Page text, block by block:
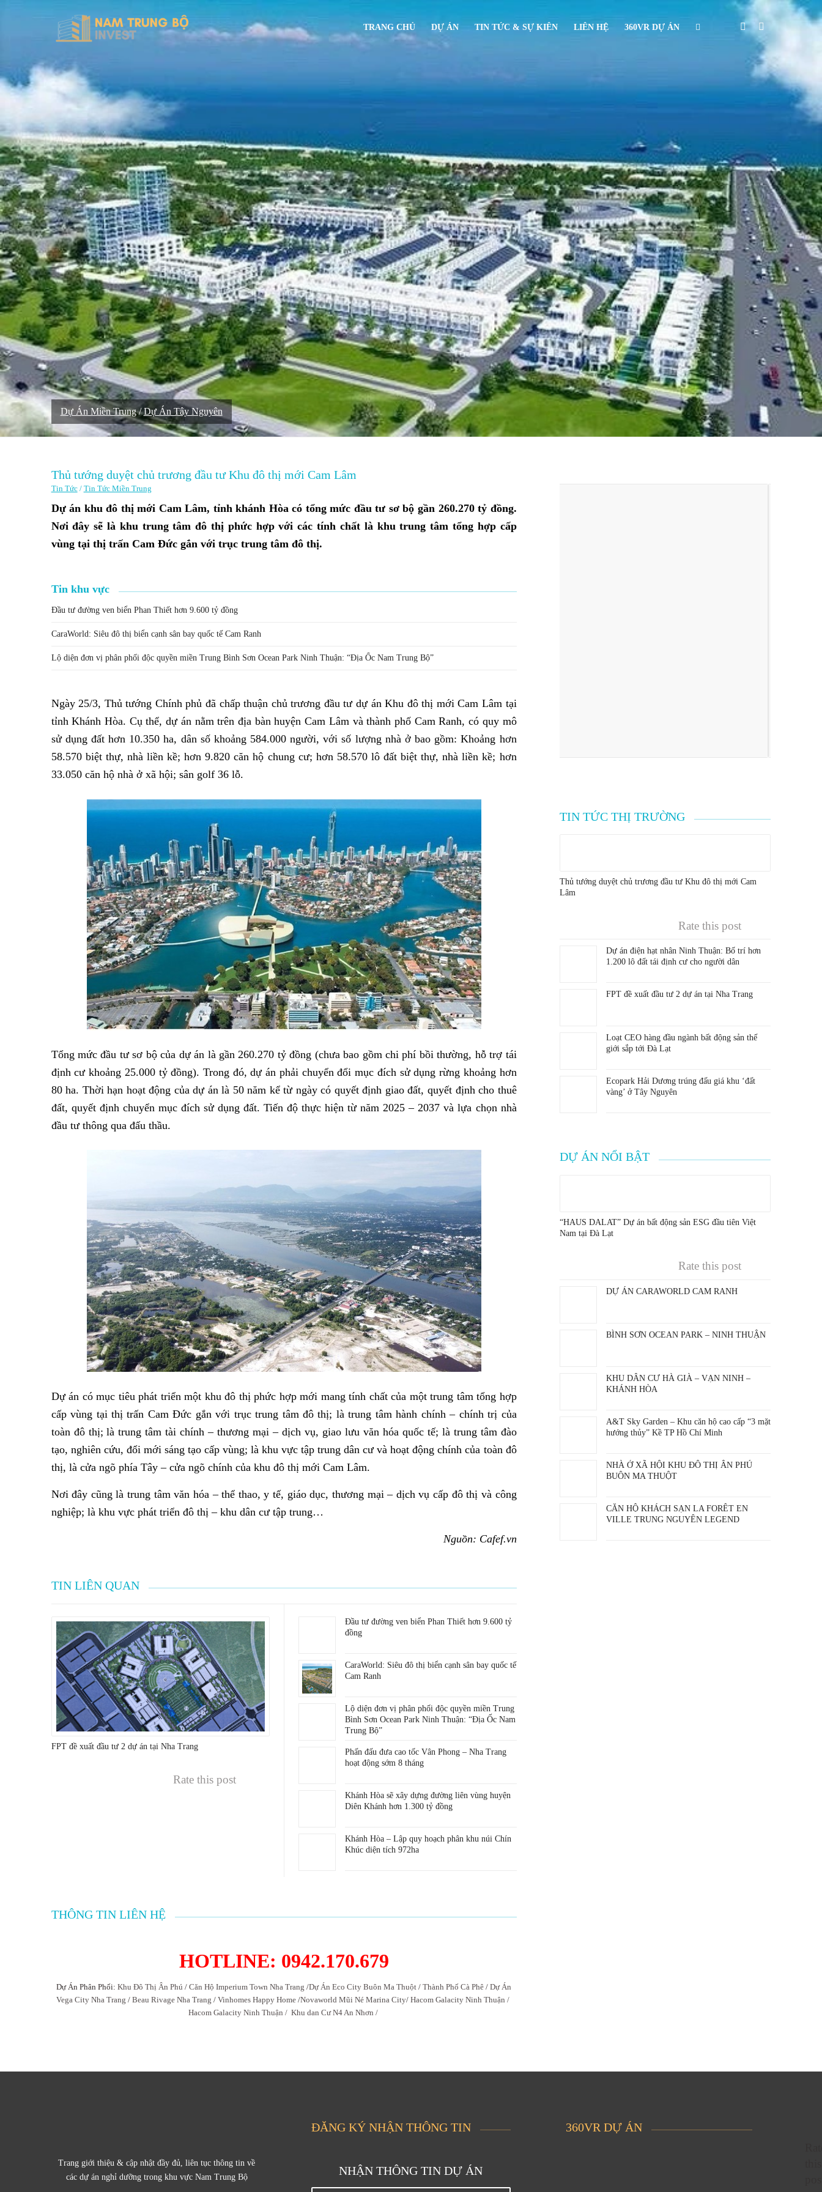
TRANG CHỦ DỰ ÁN TIN TỨC & SỰ KIÊN LIÊN HỆ 360VR DỰ ÁN
Dự Án Miền Trung/Dự Án Tây Nguyên
Thủ tướng duyệt chủ trương đầu tư Khu đô thị mới Cam Lâm
Tin Tức/ Tin Tức Miền Trung
Dự án khu đô thị mới Cam Lâm, tỉnh khánh Hòa có tổng mức đầu tư sơ bộ gần 260.270 tỷ đồng.
Nơi đây sẽ là khu trung tâm đô thị phức hợp với các tính chất là khu trung tâm tổng hợp cấp
vùng tại thị trấn Cam Đức gắn với trục trung tâm đô thị.
Tin khu vực
Đầu tư đường ven biển Phan Thiết hơn 9.600 tỷ đồng
CaraWorld: Siêu đô thị biển cạnh sân bay quốc tế Cam Ranh
Lộ diện đơn vị phân phối độc quyền miền Trung Bình Sơn Ocean Park Ninh Thuận: “Địa Ốc Nam Trung Bộ”
Ngày 25/3, Thủ tướng Chính phủ đã chấp thuận chủ trương đầu tư dự án Khu đô thị mới Cam Lâm tại
tỉnh Khánh Hòa. Cụ thể, dự án nằm trên địa bàn huyện Cam Lâm và thành phố Cam Ranh, có quy mô
sử dụng đất hơn 10.350 ha, dân số khoảng 584.000 người, với số lượng nhà ở bao gồm: Khoảng hơn
58.570 biệt thự, nhà liền kề; hơn 9.820 căn hộ chung cư; hơn 58.570 lô đất biệt thự, nhà liền kề; hơn
33.050 căn hộ nhà ở xã hội; sân golf 36 lỗ.
Tổng mức đầu tư sơ bộ của dự án là gần 260.270 tỷ đồng (chưa bao gồm chi phí bồi thường, hỗ trợ tái
định cư khoảng 25.000 tỷ đồng). Trong đó, dự án phải chuyển đổi mục đích sử dụng rừng khoảng hơn
80 ha. Thời hạn hoạt động của dự án là 50 năm kể từ ngày có quyết định giao đất, quyết định cho thuê
đất, quyết định chuyển mục đích sử dụng đất. Tiến độ thực hiện từ năm 2025 – 2037 và lựa chọn nhà
đầu tư thông qua đấu thầu.
Dự án có mục tiêu phát triển một khu đô thị phức hợp mới mang tính chất của một trung tâm tổng hợp
cấp vùng tại thị trấn Cam Đức gắn với trục trung tâm đô thị; là trung tâm hành chính – chính trị của
toàn đô thị; là trung tâm tài chính – thương mại – dịch vụ, giao lưu văn hóa quốc tế; là trung tâm đào
tạo, nghiên cứu, đổi mới sáng tạo cấp vùng; là khu vực tập trung dân cư và hoạt động chính của toàn đô
thị, là cửa ngõ phía Tây – cửa ngõ chính của khu đô thị mới Cam Lâm.
Nơi đây cũng là trung tâm văn hóa – thể thao, y tế, giáo dục, thương mại – dịch vụ cấp đô thị và công
nghiệp; là khu vực phát triển đô thị – khu dân cư tập trung…
Nguồn: Cafef.vn
TIN LIÊN QUAN
FPT đề xuất đầu tư 2 dự án tại Nha Trang
Rate this post
Đầu tư đường ven biển Phan Thiết hơn 9.600 tỷ
đồng
CaraWorld: Siêu đô thị biển cạnh sân bay quốc tế
Cam Ranh
Lộ diện đơn vị phân phối độc quyền miền Trung
Bình Sơn Ocean Park Ninh Thuận: “Địa Ốc Nam
Trung Bộ”
Phấn đấu đưa cao tốc Vân Phong – Nha Trang
hoạt động sớm 8 tháng
Khánh Hòa sẽ xây dựng đường liên vùng huyện
Diên Khánh hơn 1.300 tỷ đồng
Khánh Hòa – Lập quy hoạch phân khu núi Chín
Khúc diện tích 972ha
THÔNG TIN LIÊN HỆ
HOTLINE: 0942.170.679
Dự Án Phân Phối:Khu Đô Thị Ân Phú /Căn Hộ Imperium Town Nha Trang /Dự Án Eco City Buôn Ma Thuột /Thành Phố Cà Phê /Dự Án
Vega City Nha Trang /Beau Rivage Nha Trang /Vinhomes Happy Home/Novaworld Mũi Né Marina City/Hacom Galacity Ninh Thuận /
Hacom Galacity Ninh Thuận / Khu dan Cư N4 An Nhơn /
TIN TỨC THỊ TRƯỜNG
Thủ tướng duyệt chủ trương đầu tư Khu đô thị mới Cam
Lâm
Rate this post
Dự án điện hạt nhân Ninh Thuận: Bố trí hơn
1.200 lô đất tái định cư cho người dân
FPT đề xuất đầu tư 2 dự án tại Nha Trang
Loạt CEO hàng đầu ngành bất động sản thế
giới sắp tới Đà Lạt
Ecopark Hải Dương trúng đấu giá khu ‘đất
vàng’ ở Tây Nguyên
DỰ ÁN NỔI BẬT
“HAUS DALAT” Dự án bất động sản ESG đầu tiên Việt
Nam tại Đà Lạt
Rate this post
DỰ ÁN CARAWORLD CAM RANH
BÌNH SƠN OCEAN PARK – NINH THUẬN
KHU DÂN CƯ HÀ GIÀ – VẠN NINH –
KHÁNH HÒA
A&T Sky Garden – Khu căn hộ cao cấp “3 mặt
hướng thủy” Kề TP Hồ Chí Minh
NHÀ Ở XÃ HỘI KHU ĐÔ THỊ ÂN PHÚ
BUÔN MA THUỘT
CĂN HỘ KHÁCH SẠN LA FORÊT EN
VILLE TRUNG NGUYÊN LEGEND
Trang giới thiệu & cập nhật đầy đủ, liên tục thông tin về
các dự án nghỉ dưỡng trong khu vực Nam Trung Bộ
ĐĂNG KÝ NHẬN THÔNG TIN
NHẬN THÔNG TIN DỰ ÁN
360VR DỰ ÁN